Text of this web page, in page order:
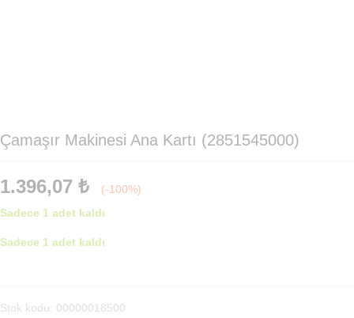
Çamaşır Makinesi Ana Kartı (2851545000)
1.396,07 ₺
(-100%)
Sadece 1 adet kaldı
Sadece 1 adet kaldı
Kartı
Stok kodu: 00000018500